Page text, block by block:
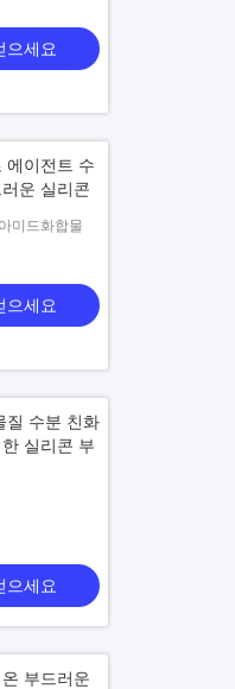
최상의 가격을 얻으세요
으세요
에이전트 수
운 실리콘
미드화합물
으세요
질 수분 친화
실리콘 부
으세요
부드러운